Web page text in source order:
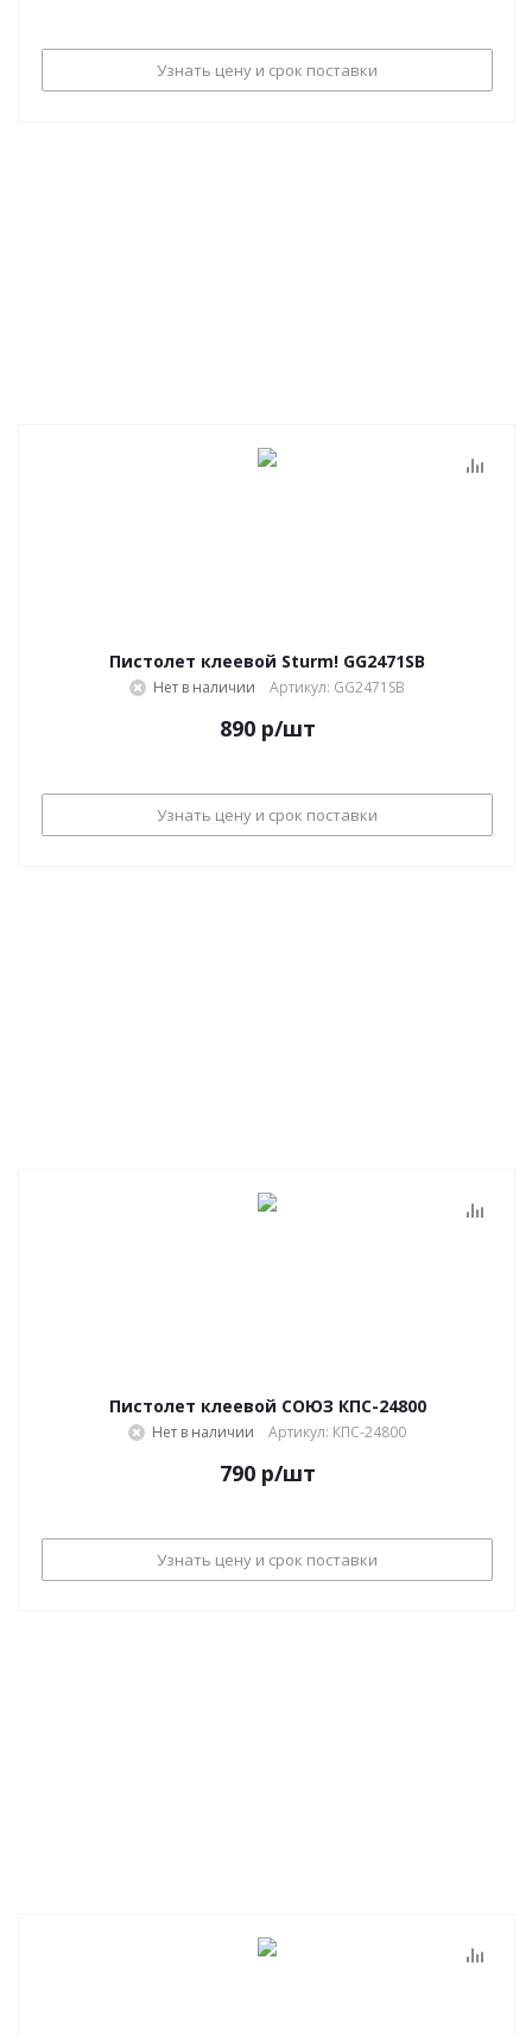
Узнать цену и срок поставки
Пистолет клеевой Sturm! GG2471SB
Нет в наличии Артикул: GG2471SB
890р/шт
Узнать цену и срок поставки
Пистолет клеевой СОЮЗ КПС-24800
Нет в наличии Артикул: КПС-24800
790р/шт
Узнать цену и срок поставки